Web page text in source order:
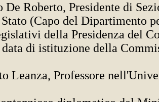
Roberto, Presidente di
(Capo del Dipartimento
della Presidenza del
di istituzione della
Leanza, Professore